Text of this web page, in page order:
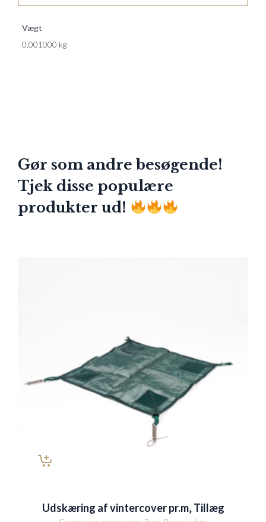
Vægt
0,001000 kg
Gør som andre besøgende!
Tjek disse populære
produkter ud!
Udskæring af vintercover pr.m‚ Tillæg